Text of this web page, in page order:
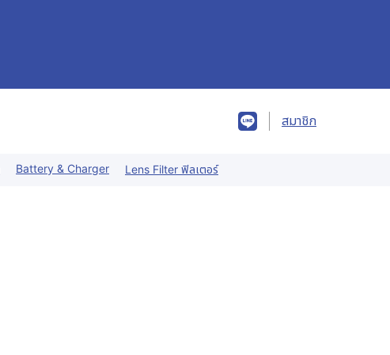
สมาชิก
Battery & Charger Lens Filter ฟิลเตอร์